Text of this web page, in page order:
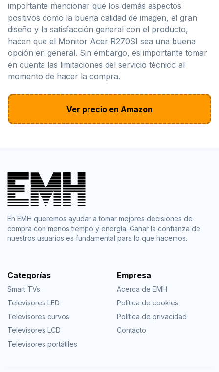
importante mencionar que los demás aspectos
positivos como la buena calidad de imagen, el gran
diseño y la satisfacción general con el producto,
hacen que el Monitor Acer R270SI sea una buena
opción en general. Sin embargo, es importante tomar
en cuenta las limitaciones del servicio técnico al
momento de hacer la compra.
Ver precio en Amazon
En EMH queremos ayudar a tomar mejores decisiones de
compra con menos tiempo y energía. Ganar la confianza de
nuestros usuarios es fundamental para lo que hacemos.
Categorías
Smart TVs
Televisores LED
Televisores curvos
Televisores LCD
Televisores portátiles
Empresa
Acerca de EMH
Política de cookies
Política de privacidad
Contacto